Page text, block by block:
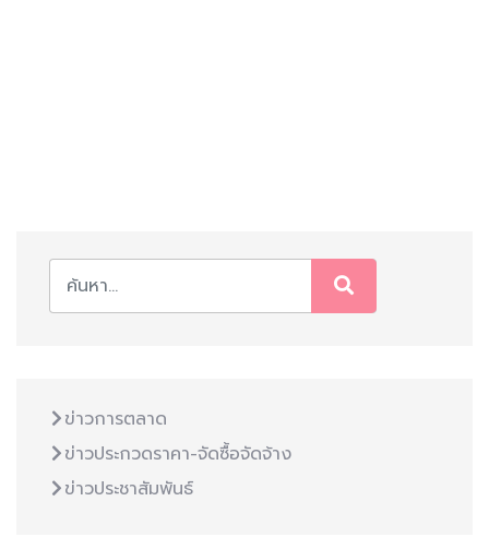
ข่าวการตลาด
ข่าวประกวดราคา-จัดซื้อจัดจ้าง
ข่าวประชาสัมพันธ์